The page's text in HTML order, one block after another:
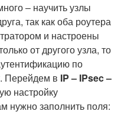
– научить узлы
так как оба роутера
и настроены
от другого узла, то
по
Перейдем в IP – IPsec –
настройку
нужно заполнить поля: